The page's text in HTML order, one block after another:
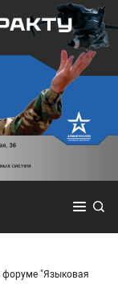
форуме "Языковая